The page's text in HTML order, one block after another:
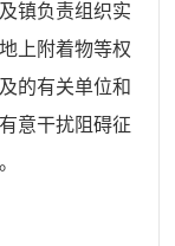
镇负责组织实
上附着物等权
的有关单位和
意干扰阻碍征